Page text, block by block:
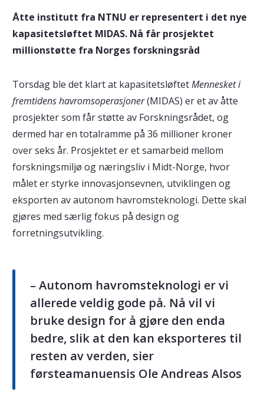
Åtte institutt fra NTNU er representert i det nye
kapasitetsløftet MIDAS. Nå får prosjektet
millionstøtte fra Norges forskningsråd
Torsdag ble det klart at kapasitetsløftetMennesket i
fremtidens havromsoperasjoner(MIDAS) er et av åtte
prosjekter som får støtte av Forskningsrådet, og
dermed har en totalramme på 36 millioner kroner
over seks år. Prosjektet er et samarbeid mellom
forskningsmiljø og næringsliv i Midt-Norge, hvor
målet er styrke innovasjonsevnen, utviklingen og
eksporten av autonom havromsteknologi. Dette skal
gjøres med særlig fokus på design og
forretningsutvikling.
– Autonom havromsteknologi er vi
allerede veldig gode på. Nå vil vi
bruke design for å gjøre den enda
bedre, slik at den kan eksporteres til
resten av verden, sier
førsteamanuensis Ole Andreas Alsos